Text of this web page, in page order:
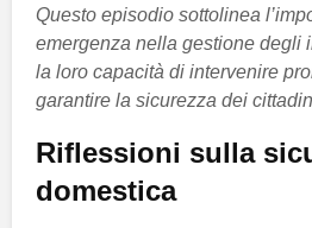
Questo episodio sottolinea
emergenza nella gestione degli
la loro capacità di intervenire
garantire la sicurezza dei
Riflessioni sulla
domestica